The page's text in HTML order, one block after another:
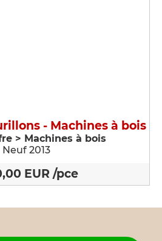
- Machines à bois
> Machines à bois
Neuf 2013
EUR /pce